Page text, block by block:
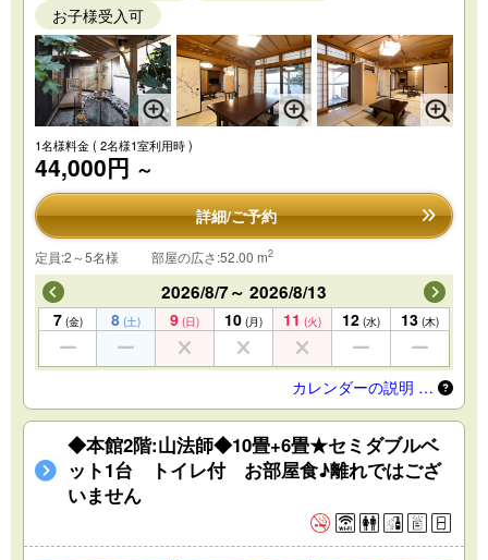
お子様受入可
1名様料金( 2名様1室利用時 )
44,000円 ～
詳細/ご予約
定員:2～5名様 部屋の広さ:52.00 m2
2026/8/7～ 2026/8/13
7 (金) 8 (土) 9 (日) 10 (月) 11 (火) 12 (水) 13 (木)
カレンダーの説明 …
◆本館2階:山法師◆10畳+6畳★セミダブルベ
ット1台 トイレ付 お部屋食♪離れではござ
いません